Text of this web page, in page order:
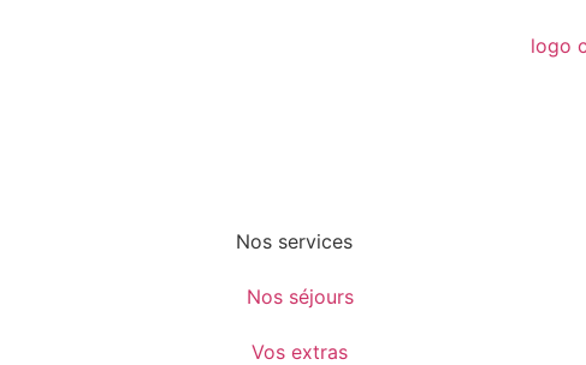
Nos services
Nos séjours
Vos extras